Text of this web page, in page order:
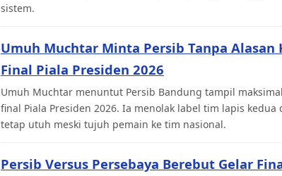
sistem.
Umuh Muchtar Minta Persib Tanpa Alasan
Final Piala Presiden 2026
Umuh Muchtar menuntut Persib Bandung tampil
final Piala Presiden 2026. Ia menolak label tim lapis
tetap utuh meski tujuh pemain ke tim nasional.
Persib Versus Persebaya Berebut Gelar